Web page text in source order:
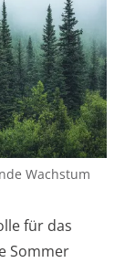
Wachstum
für das
Sommer